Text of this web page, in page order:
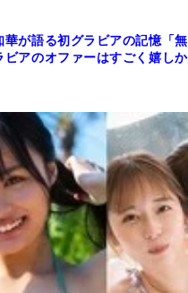
が語る初グラビアの記憶「無
アのオファーはすごく嬉しか